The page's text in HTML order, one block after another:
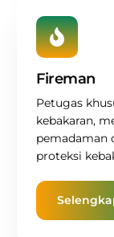
Fireman
Petugas
kebakaran,
pemadaman
proteksi